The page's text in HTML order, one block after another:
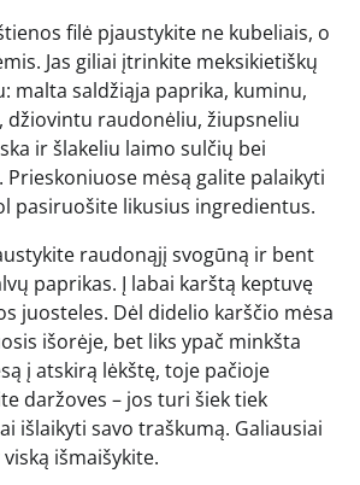
filė pjaustykite ne kubeliais, o
Jas giliai įtrinkite meksikietiškų
malta saldžiąja paprika, kuminu,
džiovintu raudonėliu, žiupsneliu
ir šlakeliu laimo sulčių bei
Prieskoniuose mėsą galite palaikyti
pasiruošite likusius ingredientus.
raudonąjį svogūną ir bent
paprikas. Į labai karštą keptuvę
juosteles. Dėl didelio karščio mėsa
išorėje, bet liks ypač minkšta
į atskirą lėkštę, toje pačioje
daržoves – jos turi šiek tiek
išlaikyti savo traškumą. Galiausiai
išmaišykite.